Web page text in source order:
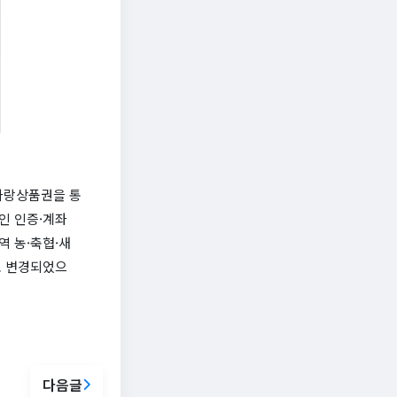
상품권을 통
인증·계좌
농·축협·새
변경되었으
다음글